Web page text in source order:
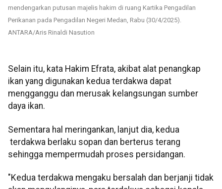
mendengarkan putusan majelis hakim di ruang Kartika Pengadilan
Perikanan pada Pengadilan Negeri Medan, Rabu (30/4/2025).
ANTARA/Aris Rinaldi Nasution
Selain itu, kata Hakim Efrata, akibat alat penangkap
ikan yang digunakan kedua terdakwa dapat
mengganggu dan merusak kelangsungan sumber
daya ikan.
Sementara hal meringankan, lanjut dia, kedua
terdakwa berlaku sopan dan berterus terang
sehingga mempermudah proses persidangan.
"Kedua terdakwa mengaku bersalah dan berjanji tidak